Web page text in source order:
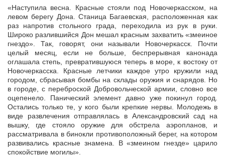
«Наступила весна. Красные стояли под Новочеркасском, на
левом берегу Дона. Станица Багаевская, расположенная как
раз напротив стольного града, переходила из рук в руки.
Широко разлившийся Дон мешал красным захватить «змеиное
гнездо». Так, говорят, они называли Новочеркасск. Почти
целый месяц, если не больше, беспрерывная канонада
оглашала степь, превратившуюся теперь в море, к востоку от
Новочеркасска. Красные летчики каждое утро кружили над
городом, сбрасывая бомбы на склады оружия и снарядов. Но
в городе, с переброской Добровольческой армии, словно все
оцепенело. Панический элемент давно уже покинул город.
Остались только те, у кого были крепкие нервы. Молодежь в
виде развлечения отправлялась в Александровский сад на
вышку, где стояло оружие для обстрела аэропланов, и
рассматривала в бинокли противоположный берег, на котором
развивались красные знамена. В «змеином гнезде» царило
спокойствие могилы».